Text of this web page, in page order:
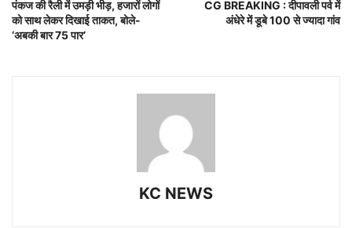
पंकज की रैली में उमड़ी भीड़, हजारों लोगों
को साथ लेकर दिखाई ताकत, बोले-
‘अबकी बार 75 पार’
CG BREAKING : दीपावली पर्व में
अंधेरे में डूबे 100 से ज्यादा गांव
KC NEWS